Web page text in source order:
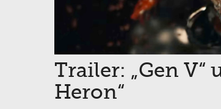
Trailer: „Gen V“
Heron“